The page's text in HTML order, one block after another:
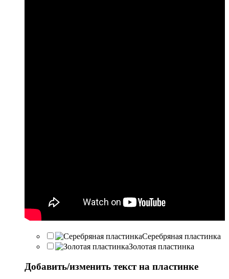
Серебряная пластинка
Золотая пластинка
Добавить/изменить текст на пластинке